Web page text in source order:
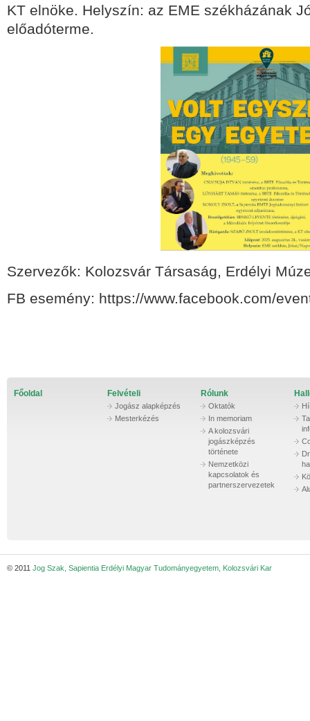
KT elnöke. Helyszín: az EME székházának
előadóterme.
Szervezők: Kolozsvár Társaság, Erdélyi
FB esemény: https://www.facebook.com/
Főoldal Felvételi
Jogász alapképzés
Mesterkézés
Rólunk
Oktatók
In memoriam
A kolozsvári
jogászképzés
története
Nemzetközi
kapcsolatok és
partnerszervezetek
© 2011 Jog Szak, Sapientia Erdélyi Magyar Tudományegyetem, Kolozsvári Kar